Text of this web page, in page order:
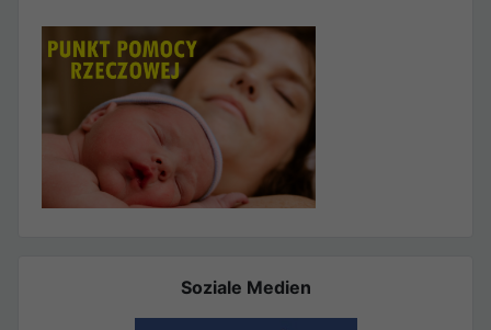
Soziale Medien